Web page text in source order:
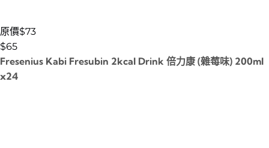
原價$73
$65
Fresenius Kabi Fresubin 2kcal Drink 倍力康 (雜莓味) 200ml
x24